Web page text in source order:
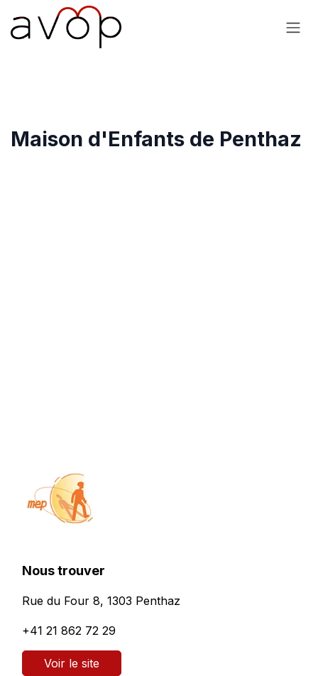
Se rendre au contenu
Maison d'Enfants de Penthaz
Nous trouver
Rue du Four 8, 1303 Penthaz
+41 21 862 72 29
Voir le site